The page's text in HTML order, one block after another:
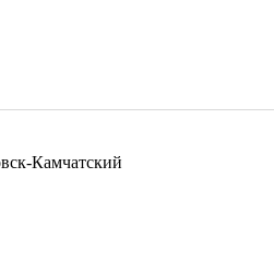
Камчатский